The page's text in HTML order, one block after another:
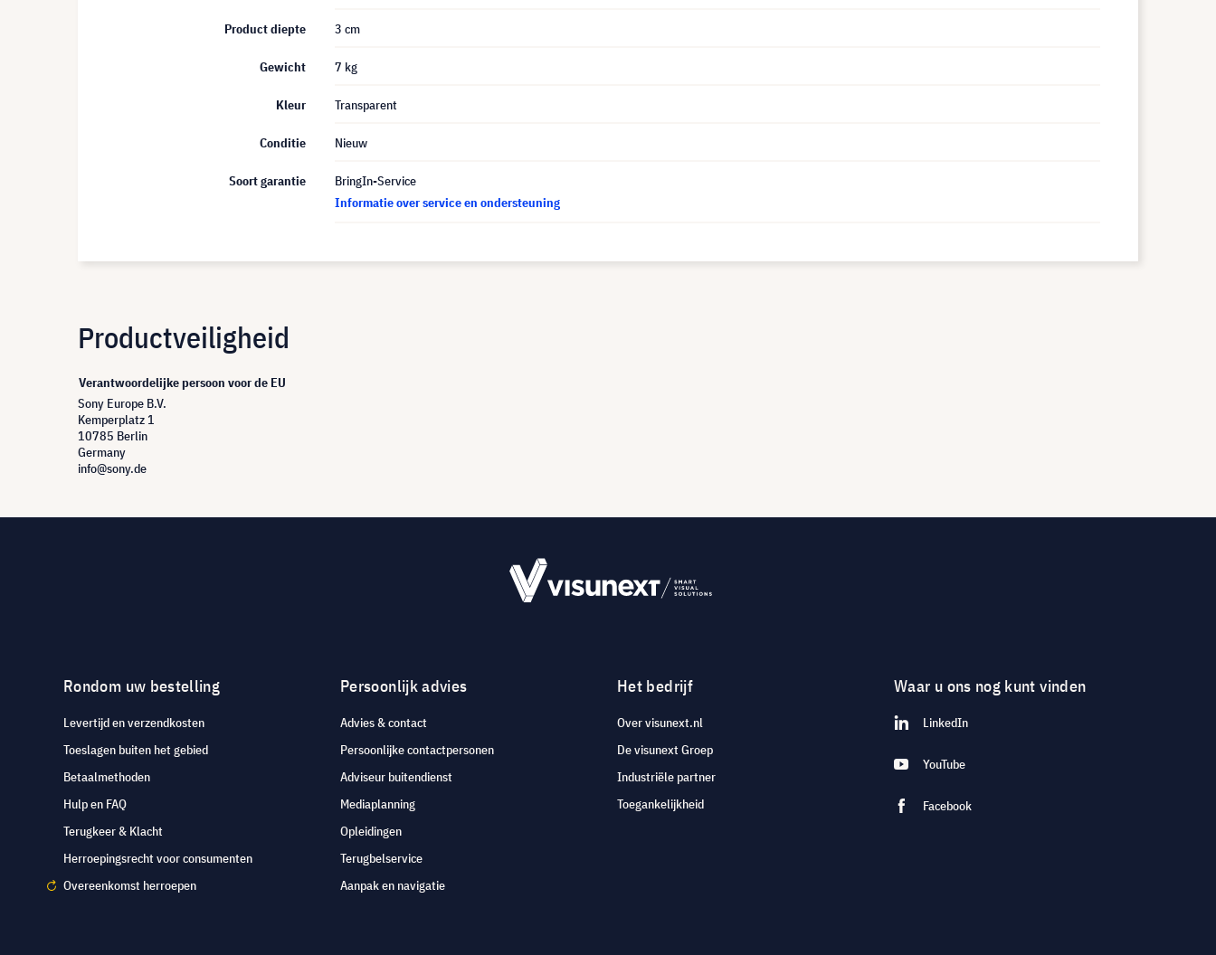
Product diepte 3 cm
Gewicht 7 kg
Kleur Transparent
Conditie Nieuw
Soort garantie
BringIn-Service
Informatie over service en ondersteuning
Productveiligheid
Verantwoordelijke persoon voor de EU
Sony Europe B.V.
Kemperplatz 1
10785 Berlin
Germany
info@sony.de
Rondom uw bestelling
Levertijd en verzendkosten
Toeslagen buiten het gebied
Betaalmethoden
Hulp en FAQ
Terugkeer & Klacht
Herroepingsrecht voor consumenten
Overeenkomst herroepen
Persoonlijk advies
Advies & contact
Persoonlijke contactpersonen
Adviseur buitendienst
Mediaplanning
Opleidingen
Terugbelservice
Aanpak en navigatie
Het bedrijf
Over visunext.nl
De visunext Groep
Industriële partner
Toegankelijkheid
Waar u ons nog kunt vinden
LinkedIn
YouTube
Facebook